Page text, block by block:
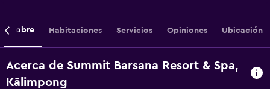
Sobre Habitaciones Servicios Opiniones Ubicación
Acerca de Summit Barsana Resort & Spa,
Kālimpong